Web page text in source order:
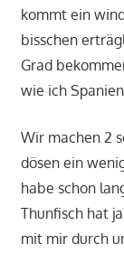
kommt ein
bisschen
Grad
wie ich
Wir machen 2
dösen ein
habe schon
Thunfisch hat
mit mir durch